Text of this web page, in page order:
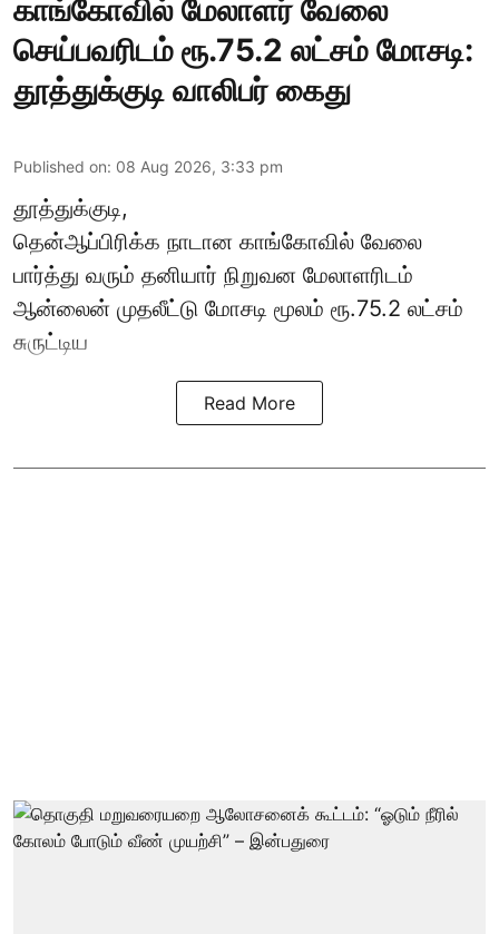
காங்கோவில் மேலாளர் வேலை
செய்பவரிடம் ரூ.75.2 லட்சம் மோசடி:
தூத்துக்குடி வாலிபர் கைது
Published on: 08 Aug 2026, 3:33 pm
தூத்துக்குடி,
தென்ஆப்பிரிக்க நாடான காங்கோவில் வேலை
பார்த்து வரும் தனியார் நிறுவன மேலாளரிடம்
ஆன்லைன் முதலீட்டு மோசடி மூலம் ரூ.75.2 லட்சம்
சுருட்டிய
Read More